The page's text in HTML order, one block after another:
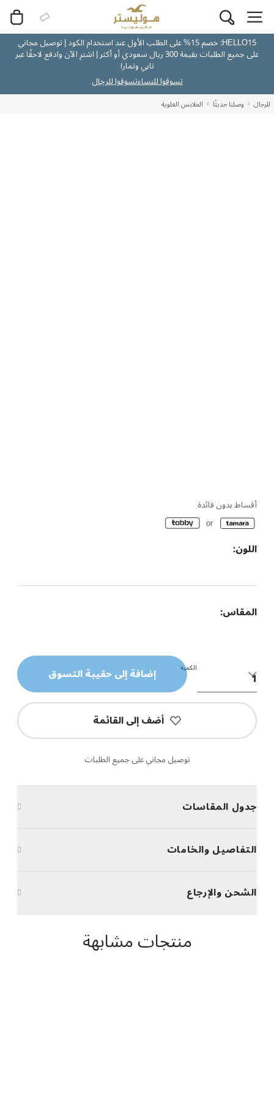
HELLO15: خصم 15% على الطلب الأول عند استخدام الكود | توصيل مجاني
على جميع الطلبات بقيمة 300 ريال سعودي أو أكثر | اشترِ الآن وادفع لاحقًا عبر
تابي وتمارا
تسوقوا للنساءتسوقوا للرجال
للرجال وصلنا حديثًا الملابس العلوية
أقساط بدون فائدة
اللون:
المقاس:
الكمية إضافة إلى حقيبة التسوق
أضف إلى القائمة
توصيل مجاني على جميع الطلبات
جدول المقاسات
التفاصيل والخامات
الشحن والإرجاع
منتجات مشابهة